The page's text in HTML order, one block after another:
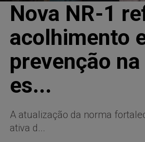
Nova NR-1
acolhimento
prevenção
es...
A atualização da norma
ativa d...